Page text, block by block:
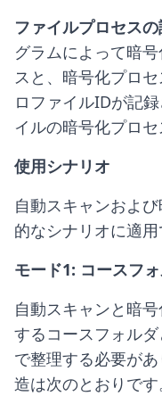
ファイルプロセス
グラムによって暗
スと、暗号化プロ
ロファイルIDが記
イルの暗号化プロセ
使用シナリオ
自動スキャンおよ
的なシナリオに適用
モード1: コースフ
自動スキャンと暗
するコースフォル
で整理する必要が
造は次のとおりです